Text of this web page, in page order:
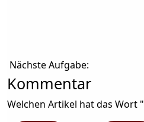
Nächste Aufgabe:
Kommentar
Welchen Artikel hat das Wort "